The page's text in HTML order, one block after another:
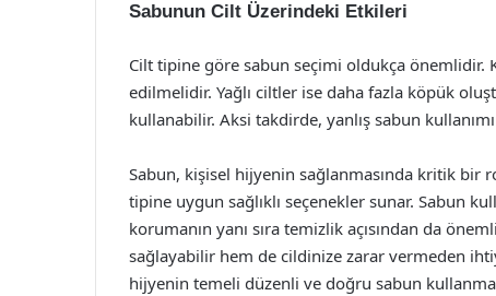
Sabunun Cilt Üzerindeki Etkileri
Cilt tipine göre sabun seçimi oldukça
edilmelidir. Yağlı ciltler ise daha fazla köpük
kullanabilir. Aksi takdirde, yanlış sabun
Sabun, kişisel hijyenin sağlanmasında kritik bir
tipine uygun sağlıklı seçenekler sunar. Sabun
korumanın yanı sıra temizlik açısından da
sağlayabilir hem de cildinize zarar vermeden
hijyenin temeli düzenli ve doğru sabun